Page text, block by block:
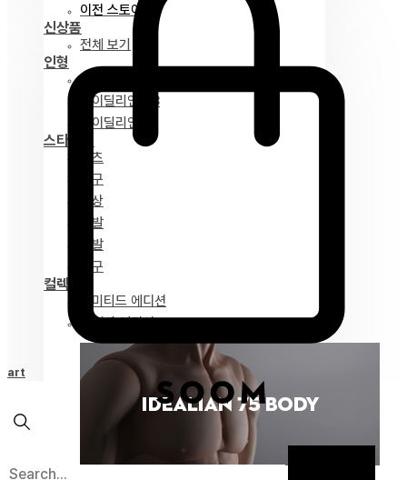
이전 스토어
신상품
전체 보기
인형
아이딜리언 75
아이딜리언 68
아이딜리언 51
스타일링
파츠
안구
의상
가발
신발
도구
컬렉션
리미티드 에디션
스페셜 에디션